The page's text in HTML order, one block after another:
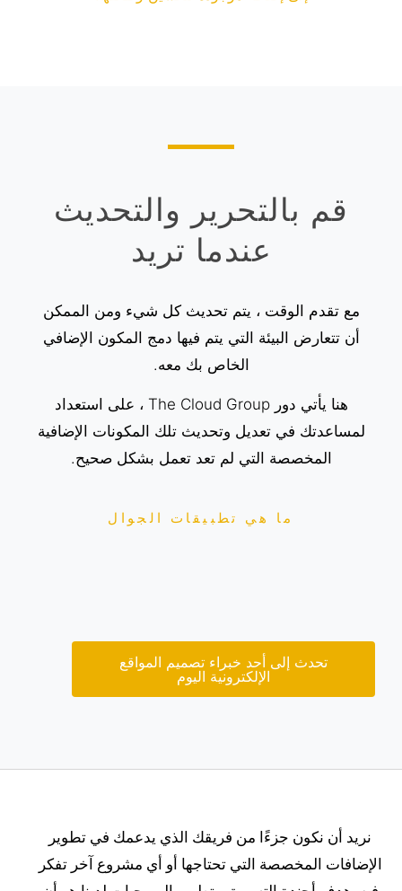
قم بالتحرير والتحديث
عندما تريد
مع تقدم الوقت ، يتم تحديث كل شيء ومن الممكن
أن تتعارض البيئة التي يتم فيها دمج المكون الإضافي
الخاص بك معه.
هنا يأتي دور The Cloud Group ،
على استعداد
لمساعدتك في تعديل وتحديث تلك المكونات الإضافية
المخصصة التي لم تعد تعمل بشكل صحيح.
ما هي تطبيقات الجوال
تحدث إلى أحد خبراء تصميم المواقع
الإلكترونية اليوم
نريد أن نكون جزءًا من فريقك الذي يدعمك في تطوير
الإضافات المخصصة التي تحتاجها أو أي مشروع آخر تفكر